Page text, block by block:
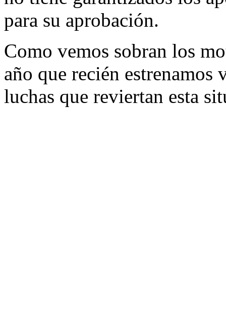
para su aprobación.
Como vemos sobran los
año que recién estrenamos
luchas que reviertan esta